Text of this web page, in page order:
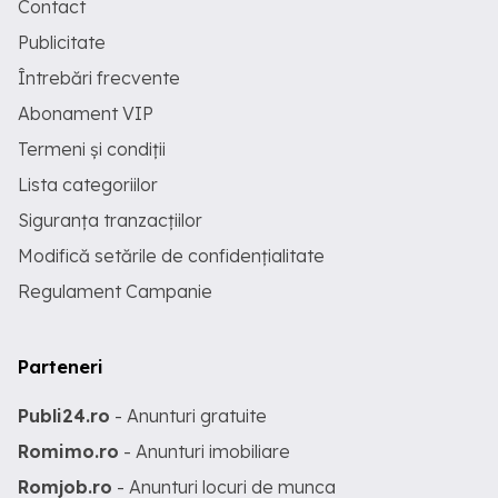
Contact
Publicitate
Întrebări frecvente
Abonament VIP
Termeni și condiții
Lista categoriilor
Siguranța tranzacțiilor
Modifică setările de confidențialitate
Regulament Campanie
Parteneri
Publi24.ro - Anunturi gratuite
Romimo.ro - Anunturi imobiliare
Romjob.ro - Anunturi locuri de munca